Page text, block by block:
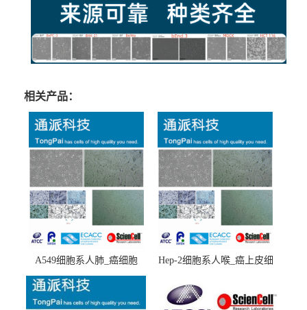
相关产品：
A549细胞系人肺_癌细胞
(A549细胞)
Hep-2细胞系人喉_癌上皮细